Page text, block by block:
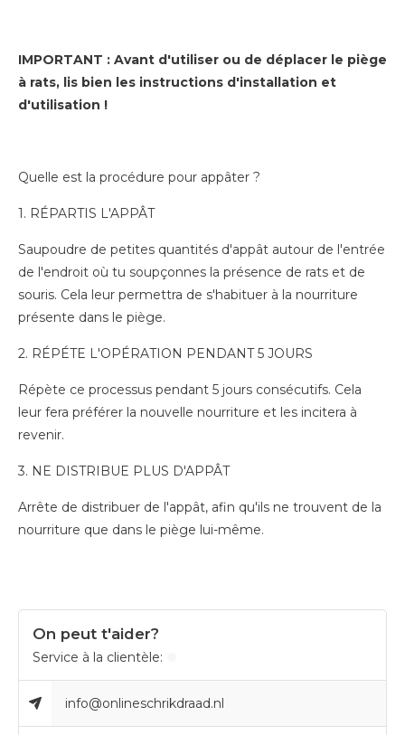
IMPORTANT : Avant d'utiliser ou de déplacer le piège
à rats, lis bien les instructions d'installation et
d'utilisation !
Quelle est la procédure pour appâter ?
1. RÉPARTIS L'APPÂT
Saupoudre de petites quantités d'appât autour de l'entrée
de l'endroit où tu soupçonnes la présence de rats et de
souris. Cela leur permettra de s'habituer à la nourriture
présente dans le piège.
2. RÉPÉTE L'OPÉRATION PENDANT 5 JOURS
Répète ce processus pendant 5 jours consécutifs. Cela
leur fera préférer la nouvelle nourriture et les incitera à
revenir.
3. NE DISTRIBUE PLUS D'APPÂT
Arrête de distribuer de l'appât, afin qu'ils ne trouvent de la
nourriture que dans le piège lui-même.
On peut t'aider?
Service à la clientèle:
info@onlineschrikdraad.nl